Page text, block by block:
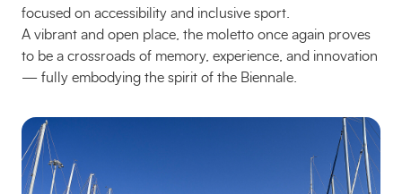
focused on accessibility and inclusive sport.
A vibrant and open place, the moletto once again proves
to be a crossroads of memory, experience, and innovation
— fully embodying the spirit of the Biennale.